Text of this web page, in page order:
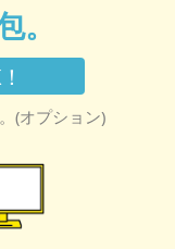
(オプション)